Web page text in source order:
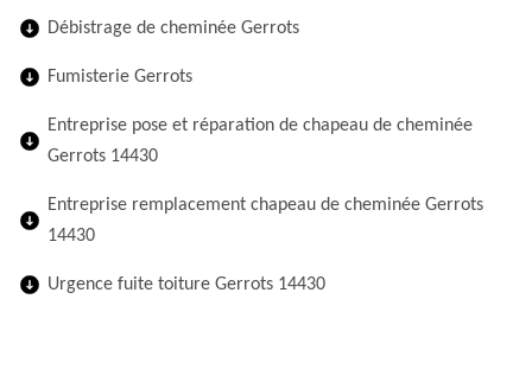
Débistrage de cheminée Gerrots
Fumisterie Gerrots
Entreprise pose et réparation de chapeau de cheminée
Gerrots 14430
Entreprise remplacement chapeau de cheminée Gerrots
14430
Urgence fuite toiture Gerrots 14430